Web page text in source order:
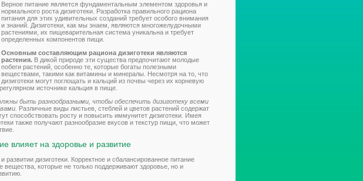
Верное питание является фундаментальным элементом здоровья и
нормального роста дизиготеки. Разработка правильного рациона
питания для этих удивительных созданий требует особого внимания
и знаний. Дизиготеки, как мы знаем, являются многожелудочными
растениями, их пищеварительная система уникальна и требует
определенных компонентов пищи.
Основным составляющим рациона дизиготеки являются
растения. В дикой природе эти существа предпочитают молодые
побеги растений, особенно те, которые богаты полезными
веществами, такими как витамины и минералы. Несмотря на то, что
дизиготеки могут поглощать и кальций из почвы через их корневую
источнике кальция в пище.
быть разнообразными, чтобы обеспечить дизиготеку всеми
Различные виды листьев, стеблей и цветов растений содержат
способствовать росту и повысить иммунитет дизиготеки. Имея
также получают разнообразие вкусов и текстур пищи, что может
влияет на здоровье и развитие
развитии дизиготеки. Корректное и сбалансированное питание
которые не только поддерживают здоровье, но и